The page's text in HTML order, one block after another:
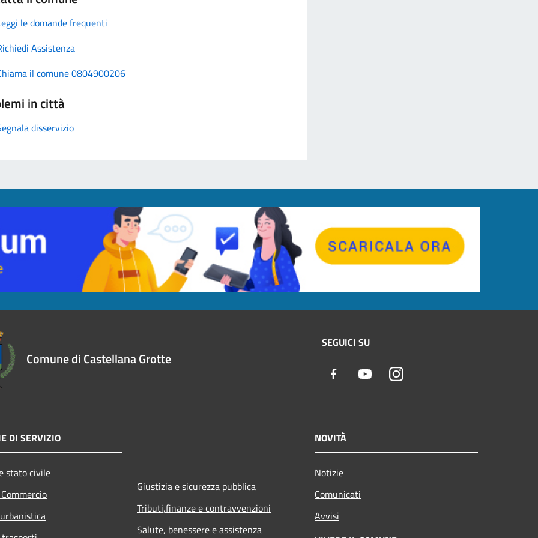
le domande frequenti
Assistenza
il comune 0804900206
in città
disservizio
Comune di Castellana Grotte
SEGUICI SU
Facebook YoutubeInstagram
DI SERVIZIO
stato civile
Giustizia e sicurezza pubblica
Tributi,finanze e contravvenzioni
Salute, benessere e assistenza
NOVITÀ
Notizie
Comunicati
Avvisi